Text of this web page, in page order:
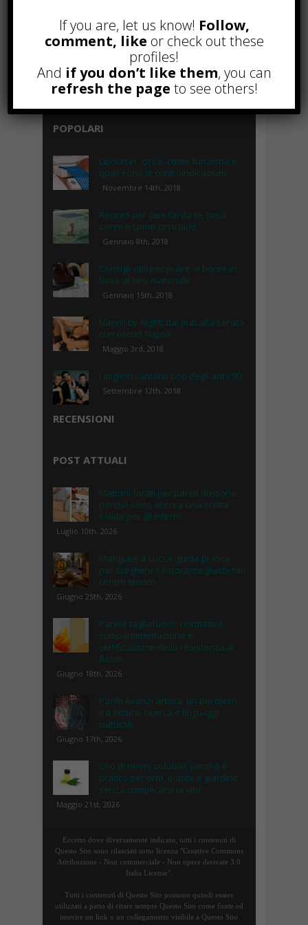
POPOLARI
Lipolaser, cos’è, come funziona e
quali sono le controindicazioni
Novembre 14th, 2018
Recinto per cani fai da te, cosa
serve e come costruirlo
Gennaio 8th, 2018
Consigli utili per pulire le borse in
base al loro materiale
Gennaio 15th, 2018
Napoli by Night: dai pub alla serata
con escort Napoli.
Maggio 3rd, 2018
I migliori cantanti pop degli anni 90
Settembre 12th, 2018
RECENSIONI
POST ATTUALI
Mattoni forati per pareti divisorie:
perché sono ancora una scelta
solida per gli interni
Luglio 10th, 2026
Mangiare a Lucca: guida pratica
per scegliere il ristorante giusto nel
centro storico
Giugno 25th, 2026
Parete tagliafuoco: normativa,
compartimentazione e
certificazione della resistenza al
fuoco
Giugno 18th, 2026
Paolo Avanzi artista: un percorso
tra pittura, ricerca e linguaggi
culturali
Giugno 17th, 2026
Olio di neem solubile: perché è
pratico per orto, piante e giardino
senza complicarsi la vita
Maggio 21st, 2026
Eccetto dove diversamente indicato, tutti i contenuti di
Questo Sito sono rilasciati sotto licenza "Creative Commons
Attribuzione - Non commerciale - Non opere derivate 3.0
Italia License".
Tutti i contenuti di Questo Sito possono quindi essere
utilizzati a patto di citare sempre Questo Sito come fonte ed
inserire un link o un collegamento visibile a Questo Sito
If you are, let us know! Follow,
comment, like or check out these
profiles!
And if you don’t like them, you can
refresh the page to see others!